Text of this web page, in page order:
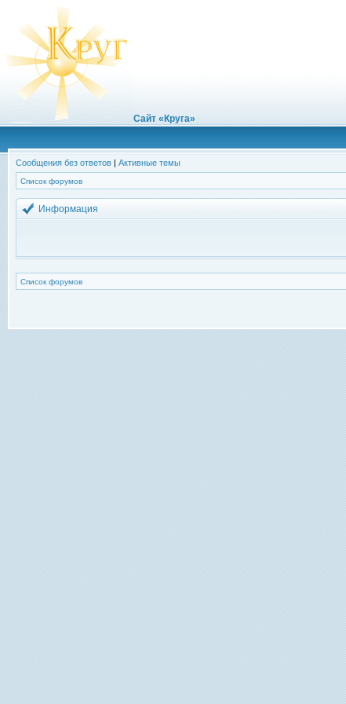
Сайт «Круга»
Сообщения без ответов | Активные темы
Список форумов
Информация
Список форумов